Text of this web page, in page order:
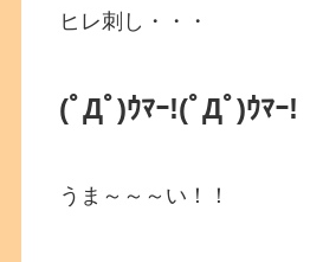
ヒレ刺し・・・
(ﾟДﾟ)ｳﾏｰ!(ﾟДﾟ)ｳﾏｰ!
うま～～～い！！